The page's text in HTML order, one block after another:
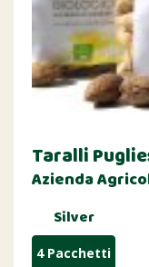
Taralli
Azienda
Silver
4 Pacchetti